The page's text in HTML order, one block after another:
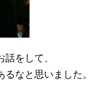
をして、
なと思いました。